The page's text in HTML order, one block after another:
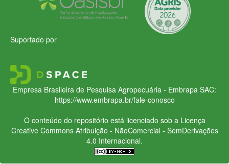
Suportado por
Empresa Brasileira de Pesquisa Agropecuária - Embrapa SAC:
https://www.embrapa.br/fale-conosco
O conteúdo do repositório está licenciado sob a Licença
Creative CommonsAtribuição - NãoComercial - SemDerivações
4.0 Internacional.